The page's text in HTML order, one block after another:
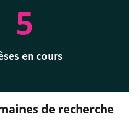
5
en cours
de recherche